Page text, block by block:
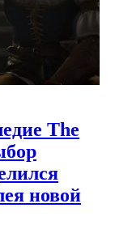
The
новой